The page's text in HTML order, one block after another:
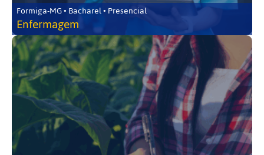
Formiga-MG • Bacharel • Presencial
Enfermagem